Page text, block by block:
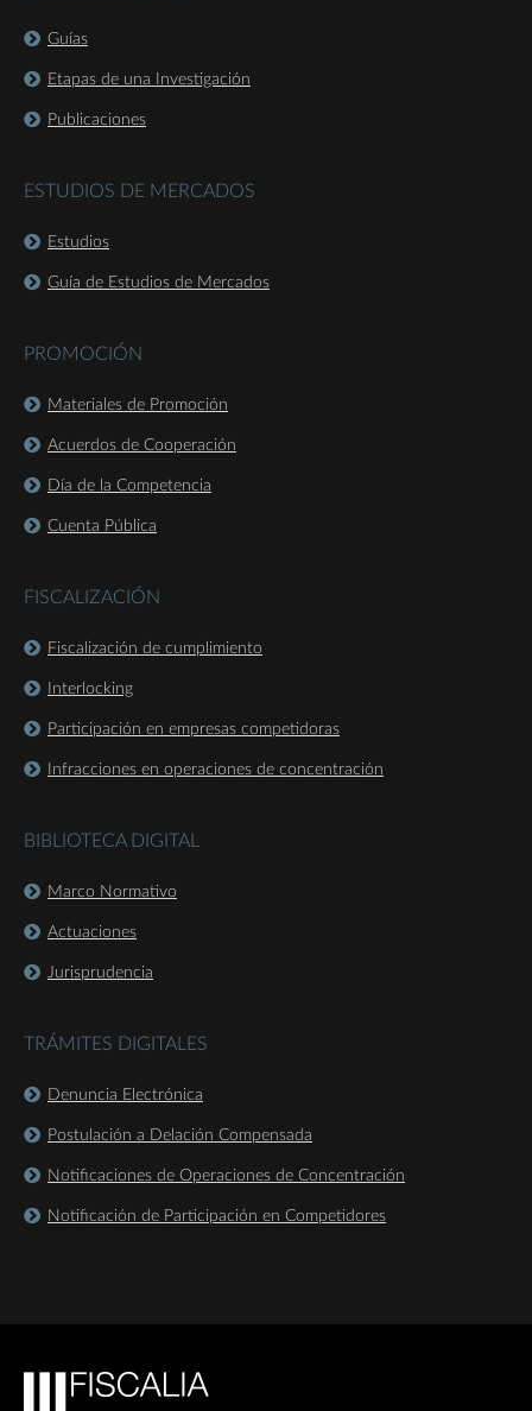
Guías
Etapas de una Investigación
Publicaciones
ESTUDIOS DE MERCADOS
Estudios
Guía de Estudios de Mercados
PROMOCIÓN
Materiales de Promoción
Acuerdos de Cooperación
Día de la Competencia
Cuenta Pública
FISCALIZACIÓN
Fiscalización de cumplimiento
Interlocking
Participación en empresas competidoras
Infracciones en operaciones de concentración
BIBLIOTECA DIGITAL
Marco Normativo
Actuaciones
Jurisprudencia
TRÁMITES DIGITALES
Denuncia Electrónica
Postulación a Delación Compensada
Notificaciones de Operaciones de Concentración
Notificación de Participación en Competidores